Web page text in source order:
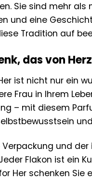
Sie sind mehr als
und eine
Tradition auf
das von
ist nicht nur ein
Frau in Ihrem
– mit diesem
und
Flakon ist ein
Her schenken Sie